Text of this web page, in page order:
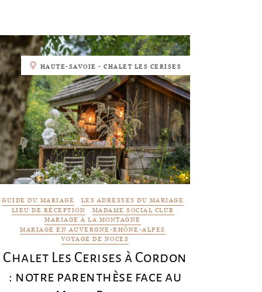
HAUTE-SAVOIE - CHALET LES CERISES
GUIDE DU MARIAGE
LES ADRESSES DU MARIAGE
LIEU DE RÉCEPTION
MADAME SOCIAL CLUB
MARIAGE À LA MONTAGNE
MARIAGE EN AUVERGNE-RHÔNE-ALPES
VOYAGE DE NOCES
Chalet Les Cerises à Cordon
: notre parenthèse face au